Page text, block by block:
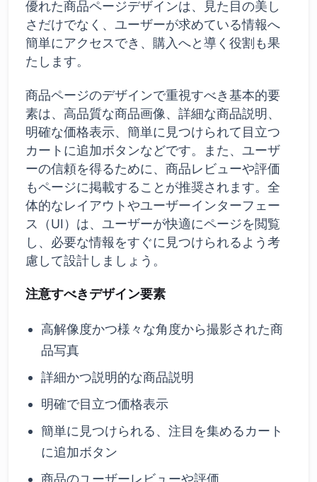
優れた商品ページデザインは、見た目の美し
さだけでなく、ユーザーが求めている情報へ
簡単にアクセスでき、購入へと導く役割も果
たします。
商品ページのデザインで重視すべき基本的要
素は、高品質な商品画像、詳細な商品説明、
明確な価格表示、簡単に見つけられて目立つ
カートに追加ボタンなどです。また、ユーザ
ーの信頼を得るために、商品レビューや評価
もページに掲載することが推奨されます。全
体的なレイアウトやユーザーインターフェー
ス（UI）は、ユーザーが快適にページを閲覧
し、必要な情報をすぐに見つけられるよう考
慮して設計しましょう。
注意すべきデザイン要素
高解像度かつ様々な角度から撮影された商
品写真
詳細かつ説明的な商品説明
明確で目立つ価格表示
簡単に見つけられる、注目を集めるカート
に追加ボタン
商品のユーザーレビューや評価